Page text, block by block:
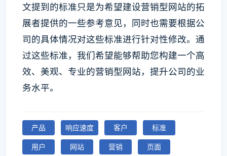
文提到的标准只是为希望建设营销型网站的拓
展者提供的一些参考意见，同时也需要根据公
司的具体情况对这些标准进行针对性修改。通
过这些标准，我们希望能够帮助您构建一个高
效、美观、专业的营销型网站，提升公司的业
务水平。
产品 响应速度 客户
标准
用户
网站 营销 页面